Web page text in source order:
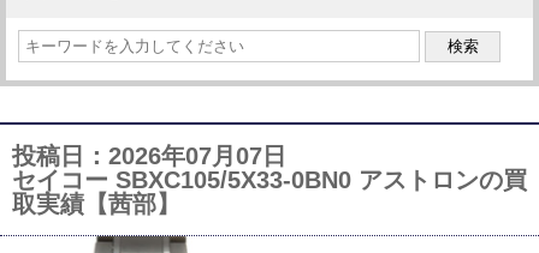
検索
投稿日：2026年07月07日
セイコー SBXC105/5X33-0BN0 アストロンの買
取実績【茜部】